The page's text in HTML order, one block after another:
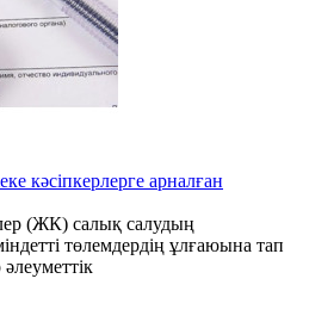
кәсіпкерлерге арналған
(ЖК) салық салудың
төлемдердің ұлғаюына тап